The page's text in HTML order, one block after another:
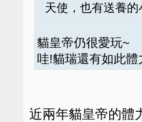
天使，也有送養
貓皇帝仍很愛玩~
哇!貓瑞還有如此
近兩年貓皇帝的體